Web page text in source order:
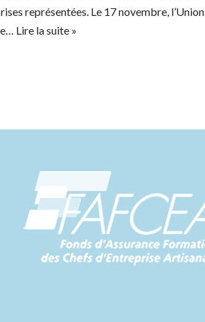
représentées. Le 17 novembre, l’Union
Lire la suite »